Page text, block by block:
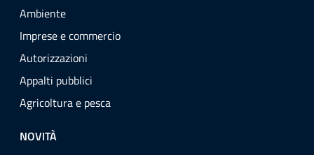
Ambiente
Imprese e commercio
Autorizzazioni
Appalti pubblici
Agricoltura e pesca
NOVITÀ